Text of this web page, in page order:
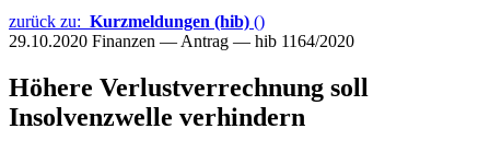
zurück zu: Kurzmeldungen (hib) ()
29.10.2020 Finanzen — Antrag — hib 1164/2020
Höhere Verlustverrechnung soll
Insolvenzwelle verhindern